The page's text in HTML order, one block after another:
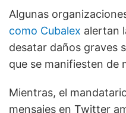
Algunas
como Cubalex alertan
desatar daños graves
que se manifiesten de
Mientras, el
mensajes en Twitter